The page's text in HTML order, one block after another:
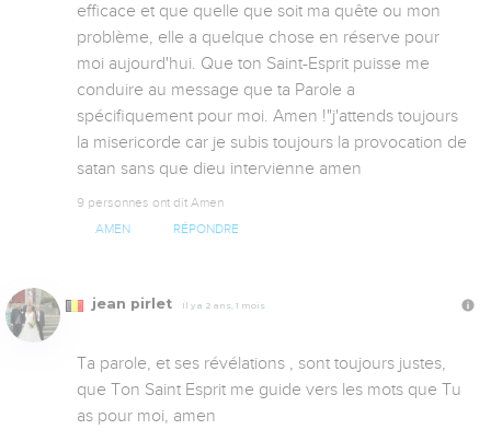
efficace et que quelle que soit ma quête ou mon
problème, elle a quelque chose en réserve pour
moi aujourd'hui. Que ton Saint-Esprit puisse me
conduire au message que ta Parole a
spécifiquement pour moi. Amen !"j'attends toujours
la misericorde car je subis toujours la provocation de
satan sans que dieu intervienne amen
9 personnes ont dit Amen
AMEN RÉPONDRE
jean pirlet Il y a 2 ans, 1 mois
Ta parole, et ses révélations , sont toujours justes,
que Ton Saint Esprit me guide vers les mots que Tu
as pour moi, amen